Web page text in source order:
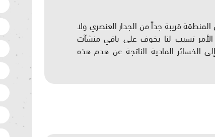
قريبة جداً من الجدار العنصري ولا
الأمر تسبب لنا بخوف على باقي منشآت
إلى الخسائر المادية الناتجة عن هدم هذه